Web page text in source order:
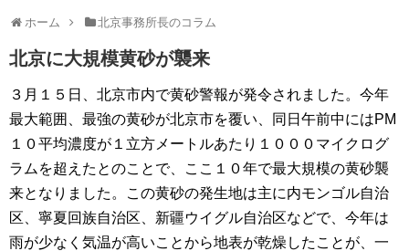
ホーム 北京事務所長のコラム
北京に大規模黄砂が襲来
３月１５日、北京市内で黄砂警報が発令されました。今年
最大範囲、最強の黄砂が北京市を覆い、同日午前中にはPM
１０平均濃度が１立方メートルあたり１０００マイクログ
ラムを超えたとのことで、ここ１０年で最大規模の黄砂襲
来となりました。この黄砂の発生地は主に内モンゴル自治
区、寧夏回族自治区、新疆ウイグル自治区などで、今年は
雨が少なく気温が高いことから地表が乾燥したことが、一